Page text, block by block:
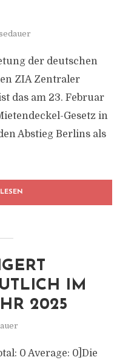
der deutschen
ZIA Zentraler
das am 23. Februar
Gesetz in
Abstieg Berlins als
IM
2025
0 Average: 0]Die